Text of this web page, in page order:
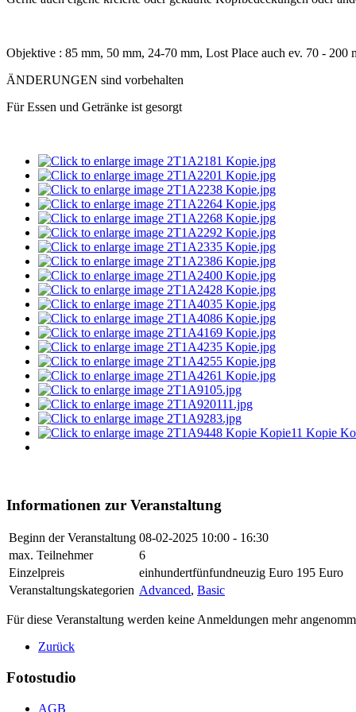
Objektive : 85 mm, 50 mm, 24-70 mm, Lost Place auch ev. 70 - 200
ÄNDERUNGEN sind vorbehalten
Für Essen und Getränke ist gesorgt
Informationen zur Veranstaltung
Beginn der Veranstaltung 08-02-2025 10:00 - 16:30
max. Teilnehmer
6
Einzelpreis
einhundertfünfundneuzig Euro 195 Euro
Veranstaltungskategorien Advanced, Basic
Für diese Veranstaltung werden keine Anmeldungen mehr
Zurück
Fotostudio
AGB